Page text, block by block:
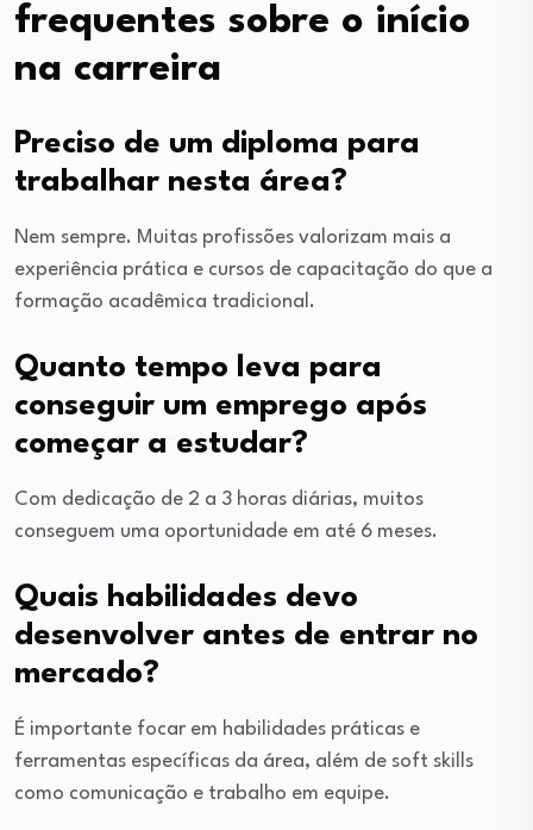
frequentes sobre o início
na carreira
Preciso de um diploma para
trabalhar nesta área?
Nem sempre. Muitas profissões valorizam mais a
experiência prática e cursos de capacitação do que a
formação acadêmica tradicional.
Quanto tempo leva para
conseguir um emprego após
começar a estudar?
Com dedicação de 2 a 3 horas diárias, muitos
conseguem uma oportunidade em até 6 meses.
Quais habilidades devo
desenvolver antes de entrar no
mercado?
É importante focar em habilidades práticas e
ferramentas específicas da área, além de soft skills
como comunicação e trabalho em equipe.